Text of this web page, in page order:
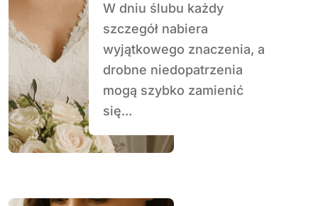
W dniu ślubu każdy
szczegół nabiera
wyjątkowego znaczenia, a
drobne niedopatrzenia
mogą szybko zamienić
się...